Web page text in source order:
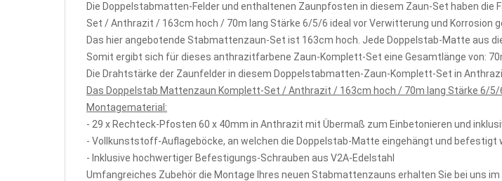
Die Doppelstabmatten-Felder und enthaltenen Zaunpfosten in diesem Zaun-Set haben
Set / Anthrazit / 163cm hoch / 70m lang Stärke 6/5/6 ideal vor Verwitterung und Korrosion
Das hier angebotende Stabmattenzaun-Set ist 163cm hoch. Jede Doppelstab-Matte aus
Somit ergibt sich für dieses anthrazitfarbene Zaun-Komplett-Set eine Gesamtlänge von:
Die Drahtstärke der Zaunfelder in diesem Doppelstabmatten-Zaun-Komplett-Set in
Das Doppelstab Mattenzaun Komplett-Set / Anthrazit / 163cm hoch / 70m lang Stärke 6/
Montagematerial:
- 29 x Rechteck-Pfosten 60 x 40mm in Anthrazit mit Übermaß zum Einbetonieren und
- Vollkunststoff-Auflageböcke, an welchen die Doppelstab-Matte eingehängt und befestigt
- Inklusive hochwertiger Befestigungs-Schrauben aus V2A-Edelstahl
Umfangreiches Zubehör die Montage Ihres neuen Stabmattenzauns erhalten Sie bei uns